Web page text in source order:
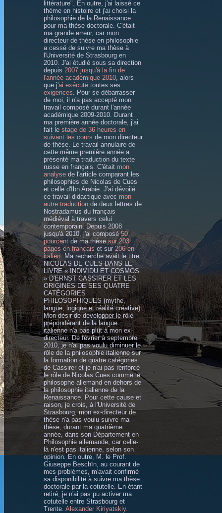
littérature". En outre, j'ai laissé ce
thème en histoire et j'ai choisi la
philosophie de la Renaissance
pour ma thèse doctorale. C'était
ma grande erreur, car mon
directeur de thèse en philosophie
a cessé de suivre ma thèse à
l'Université de Strasbourg en
2010. J'ai étudié sous sa direction
depuis 2007 jusqu'à la fin de
l'année académique 2010 , alors
que j'ai exécuté toutes ses
exigences . Pour se débarrasser
de moi, il n'a pas accepté mon
travail composé durant l'année
académique 2009-2010. Durant
ma première année doctorale, j'ai
fait le stage de 36 heures en
suivant les cours de mon directeur
de thèse. Le travail annulaire de
cette même première année a
présenté ma traduction du texte
russe en français. C'était mon
analyse de l'article comparant les
philosophies de Nicolas de Cues
et celle d'Ibn Arabie. J'ai dévoilé
ce travail didactique avec mon
autre traduction de deux lettres de
Nostradamus du français
médiéval à travers celui
contemporain. Depuis 2008
jusqu'à 2010, j'ai composé50
pourcent de ma thèse sur 203
pages en français et sur 206 en
italien . Ma recherche avait le titre
NICOLAS DE CUES DANS LE
LIVRE « INDIVIDU ET COSMOS
» D'ERNST CASSIRER ET LES
ORIGINES DE SES QUATRE
CATÉGORIES
PHILOSOPHIQUES (mythe,
langue, logique et réalité créative).
Mon désir de développer le rôle
prépondérant de la langue
italienne n'a pas plût à mon ex-
directeur. De février à septembre
2010, je n'ai pas voulu diminuer le
rôle de la philosophie italienne sur
la formation de quatre catégories
de Cassirer et je n'ai pas renforcé
le rôle de Nicolas Cues comme le
philosophe allemand en dehors de
la philosophie italienne de la
Renaissance. Pour cette cause et
raison, je crois, à l'Université de
Strasbourg, mon ex-directeur de
thèse n'a pas voulu suivre ma
thèse, durant ma quatrième
année, dans son Département en
Philosophie allemande, car celle-
là n'est pas italienne, selon son
opinion. En outre, M. le Prof.
Giuseppe Beschïn, au courant de
mes problèmes, m'avait confirmé
sa disponibilité à suivre ma thèse
doctorale par la cotutelle. En étant
retiré, je n'ai pas pu activer ma
cotutelle entre Strasbourg et
Trente. Alexander Kiriyatskiy.